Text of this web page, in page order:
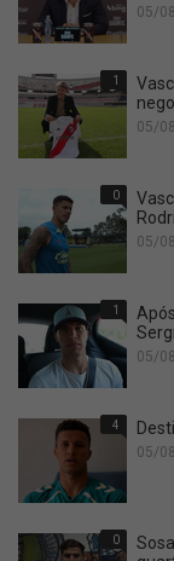
05/
1
05/
0
05/
1
05/
4
05/
0